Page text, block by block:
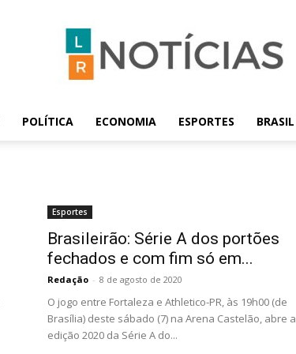
Notícias
POLÍTICA ECONOMIA ESPORTES BRASIL
Esportes
Brasileirão: Série A dos portões
fechados e com fim só em...
Redação - 8 de agosto de 2020
O jogo entre Fortaleza e Athletico-PR, às 19h00 (de
Brasília) deste sábado (7) na Arena Castelão, abre a
edição 2020 da Série A do...